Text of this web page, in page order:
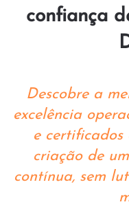
confiança
Descobre a
excelência
e
criação de
contínua, sem